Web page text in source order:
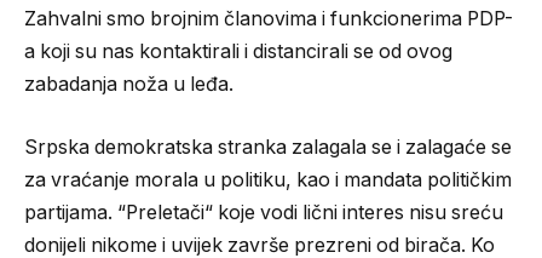
Zahvalni smo brojnim članovima i funkcionerima PDP-
a koji su nas kontaktirali i distancirali se od ovog
zabadanja noža u leđa.
Srpska demokratska stranka zalagala se i zalagaće se
za vraćanje morala u politiku, kao i mandata političkim
partijama. “Preletači“ koje vodi lični interes nisu sreću
donijeli nikome i uvijek završe prezreni od birača. Ko